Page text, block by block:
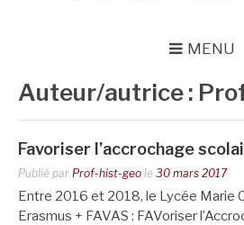
MENU
Auteur/autrice :
Favoriser l’accrochage
Publié par Prof-hist-geo le 30 mars 2017
Entre 2016 et 2018, le Lycée Marie
Erasmus + FAVAS : FAVoriser